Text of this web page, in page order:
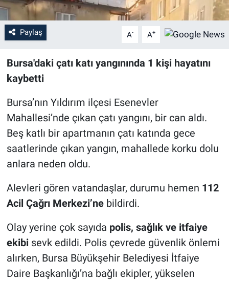
Paylaş A- A+
Bursa'daki çatı katı yangınında 1 kişi hayatını
kaybetti
Bursa’nın Yıldırım ilçesi Esenevler
Mahallesi’nde çıkan çatı yangını, bir can aldı.
Beş katlı bir apartmanın çatı katında gece
saatlerinde çıkan yangın, mahallede korku dolu
anlara neden oldu.
Alevleri gören vatandaşlar, durumu hemen 112
Acil Çağrı Merkezi’nebildirdi.
Olay yerine çok sayıda polis, sağlık ve itfaiye
ekibisevk edildi. Polis çevrede güvenlik önlemi
alırken, Bursa Büyükşehir Belediyesi İtfaiye
Daire Başkanlığı’na bağlı ekipler, yükselen
Dünya
Teknoloji
Magazin
Yaşam
Spor